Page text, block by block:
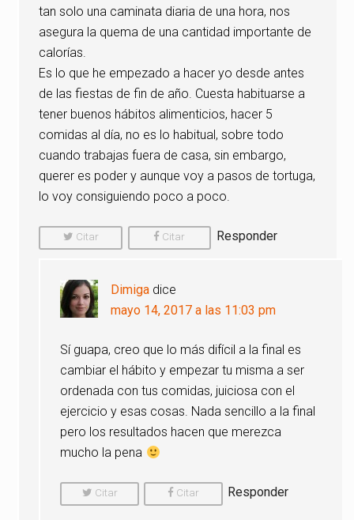
tan solo una caminata diaria de una hora, nos
asegura la quema de una cantidad importante de
calorías.
Es lo que he empezado a hacer yo desde antes
de las fiestas de fin de año. Cuesta habituarse a
tener buenos hábitos alimenticios, hacer 5
comidas al día, no es lo habitual, sobre todo
cuando trabajas fuera de casa, sin embargo,
querer es poder y aunque voy a pasos de tortuga,
lo voy consiguiendo poco a poco.
Citar
Comentario
Citar
Comentario
Responder
Dimiga dice
mayo 14, 2017 a las 11:03 pm
Sí guapa, creo que lo más difícil a la final es
cambiar el hábito y empezar tu misma a ser
ordenada con tus comidas, juiciosa con el
ejercicio y esas cosas. Nada sencillo a la final
pero los resultados hacen que merezca
mucho la pena
Citar
Comentario
Citar
Comentario
Responder